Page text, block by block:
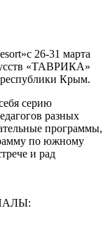
26-31 марта
«ТАВРИКА»
Крым.
серию
разных
программы,
по южному
и рад